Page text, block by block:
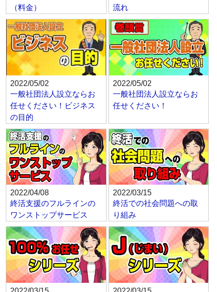
（料金）
流れ
2022/05/02
一般社団法人設立ならお
任せください！ビジネス
の目的
2022/05/02
一般社団法人設立ならお
任せください！
2022/04/08
終活支援のフルラインの
ワンストップサービス
2022/03/15
終活での社会問題への取
り組み